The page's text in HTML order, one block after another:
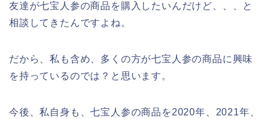
友達が七宝人参の商品を購入したいんだけど、、、と
相談してきたんですよね。
だから、私も含め、多くの方が七宝人参の商品に興味
を持っているのでは？と思います。
今後、私自身も、七宝人参の商品を2020年、2021年、